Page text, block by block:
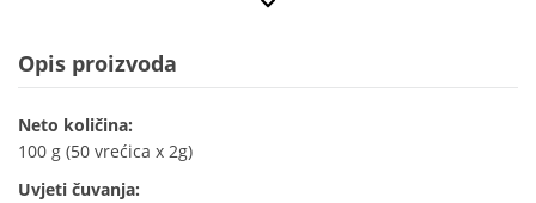
Opis proizvoda
Neto količina:
100 g (50 vrećica x 2g)
Uvjeti čuvanja: